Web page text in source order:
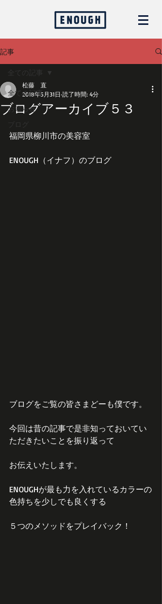
記事
全ての記事
お知らせ
ブログ
全ての記事
ブログアーカイブ５３
松藤 直
2018年5月31日 読了時間: 4分
福岡県柳川市の美容室
ENOUGH（イナフ）のブログ
ブログをご覧の皆さまどーも僕です。
今回は昔の記事で是非知っておいてい
ただきたいことを振り返って
お伝えいたします。
ENOUGHが最も力を入れているカラーの
色持ちを少しでも良くする
５つのメソッドをプレイバック！